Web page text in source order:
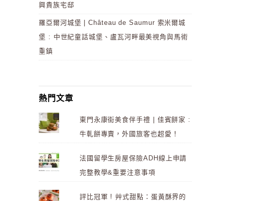
興貴族宅邸
羅亞爾河城堡 | Château de Saumur 索米爾城
堡 : 中世紀童話城堡、盧瓦河畔最美視角與馬術
重鎮
熱門文章
東門永康街美食伴手禮 | 佳賓餅家 :
牛軋餅專賣，外國旅客也超愛！
法國留學生房屋保險ADH線上申請
完整教學&重要注意事項
評比冠軍 ! 艸式甜點：蛋黃酥界的